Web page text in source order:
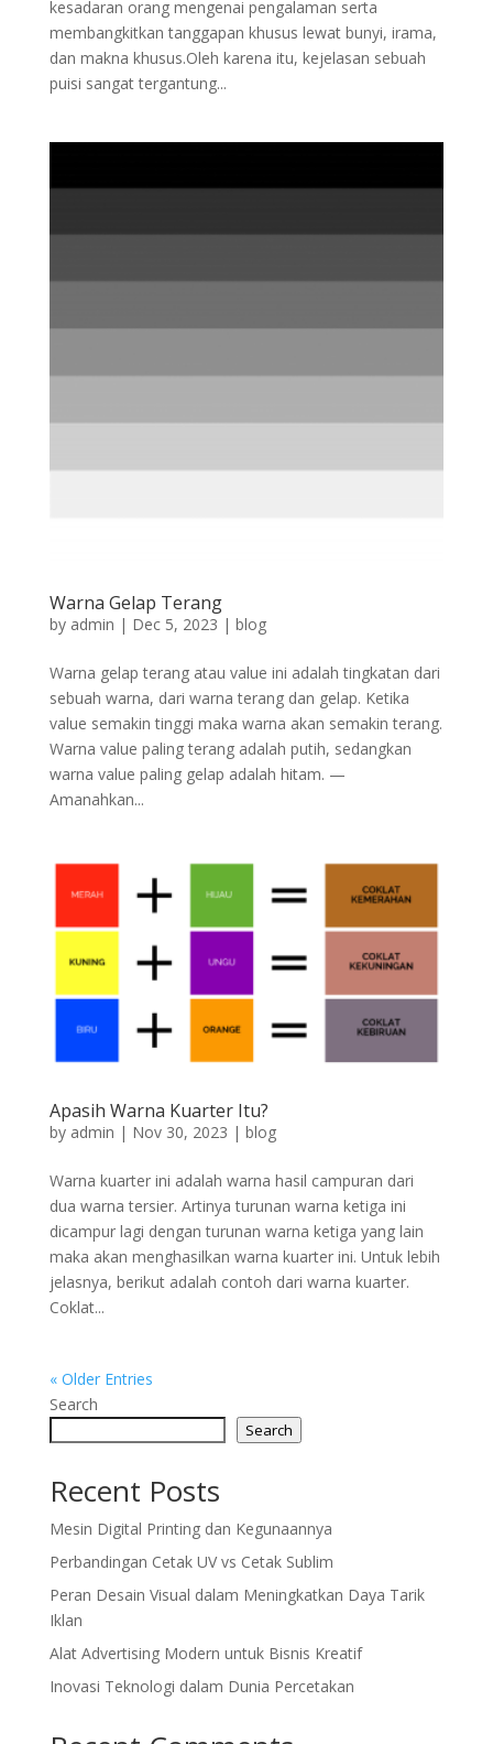
kesadaran orang mengenai pengalaman serta
membangkitkan tanggapan khusus lewat bunyi, irama,
dan makna khusus.Oleh karena itu, kejelasan sebuah
puisi sangat tergantung...
Warna Gelap Terang
by admin | Dec 5, 2023 | blog
Warna gelap terang atau value ini adalah tingkatan dari
sebuah warna, dari warna terang dan gelap. Ketika
value semakin tinggi maka warna akan semakin terang.
Warna value paling terang adalah putih, sedangkan
warna value paling gelap adalah hitam. —
Amanahkan...
Apasih Warna Kuarter Itu?
by admin | Nov 30, 2023 | blog
Warna kuarter ini adalah warna hasil campuran dari
dua warna tersier. Artinya turunan warna ketiga ini
dicampur lagi dengan turunan warna ketiga yang lain
maka akan menghasilkan warna kuarter ini. Untuk lebih
jelasnya, berikut adalah contoh dari warna kuarter.
Coklat...
« Older Entries
Search
Search
Recent Posts
Mesin Digital Printing dan Kegunaannya
Perbandingan Cetak UV vs Cetak Sublim
Peran Desain Visual dalam Meningkatkan Daya Tarik
Iklan
Alat Advertising Modern untuk Bisnis Kreatif
Inovasi Teknologi dalam Dunia Percetakan